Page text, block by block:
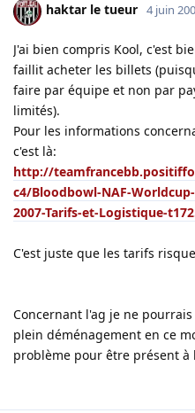
haktar le tueur 4 juin
J'ai bien compris Kool, c'est
faillit acheter les billets
faire par équipe et non par
limités).
Pour les informations
c'est là:
http://
c4/Bloodbowl-NAF-
2007-Tarifs-et-Logistique-
C'est juste que les tarifs
Concernant l'ag je ne
plein déménagement en ce
problème pour être présent à